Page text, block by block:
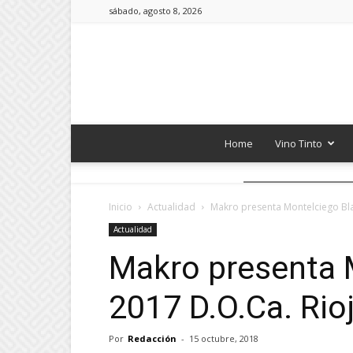
sábado, agosto 8, 2026
Home Vino Tinto
Inicio Actualidad Makro presenta Montelciego
Actualidad
Makro presenta
2017 D.O.Ca.
Por Redacción - 15 octubre, 2018